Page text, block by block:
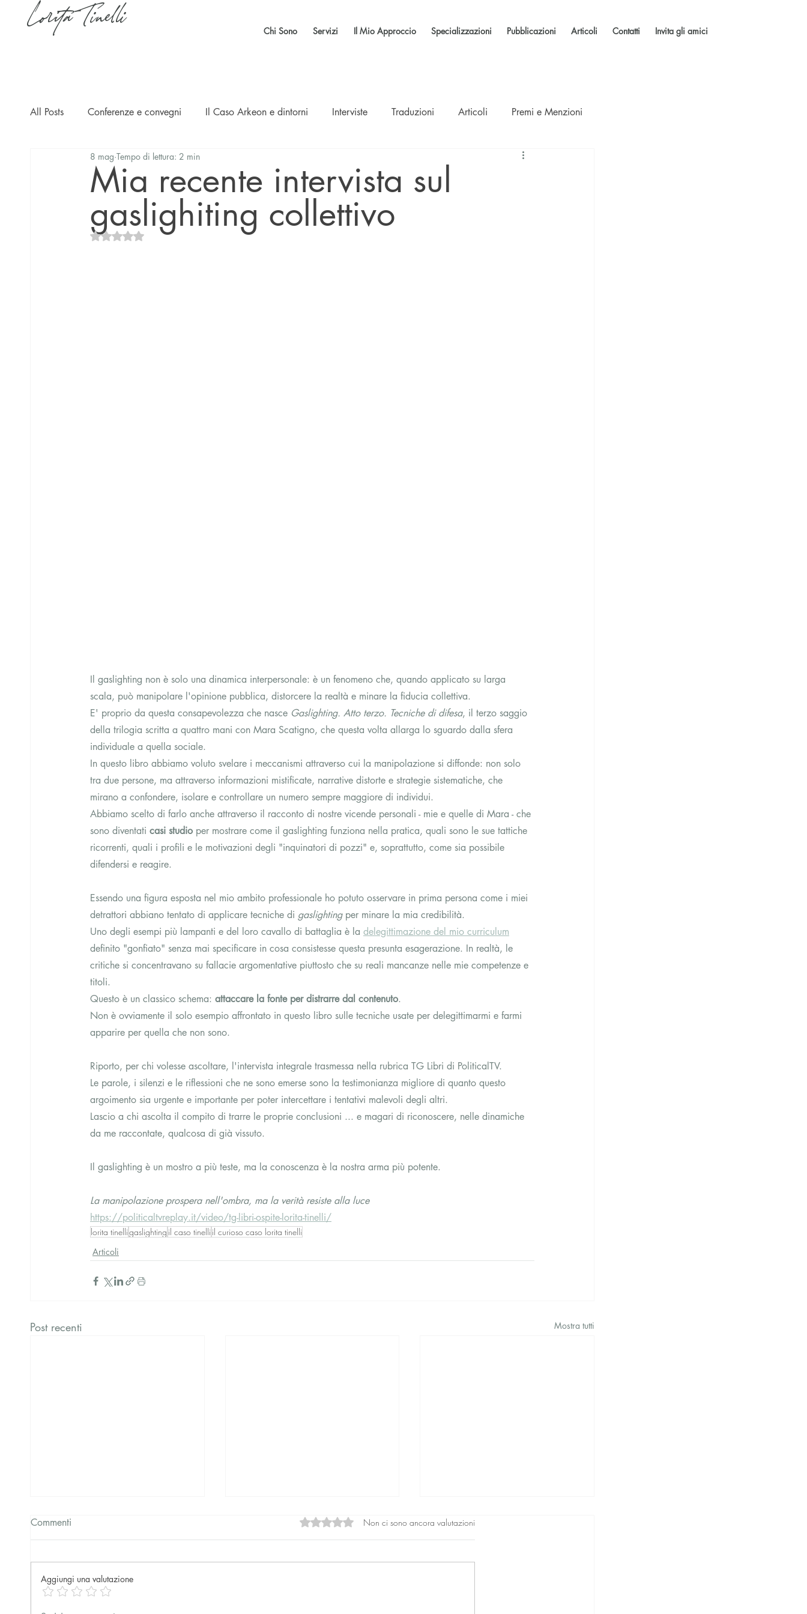
Lorita Tinelli Chi Sono Servizi Il Mio Approccio Specializzazioni Pubblicazioni Articoli Contatti Invita gli amici
All Posts Conferenze e convegni Il Caso Arkeon e dintorni Interviste Traduzioni Articoli Premi e Menzioni
Ripercussioni Articoli in inglese
Mia recente intervista sul
gaslighiting collettivo
8 mag Tempo di lettura: 2 min
Valutazione NaN stelle su 5.
Il gaslighting non è solo una dinamica interpersonale: è un fenomeno che, quando applicato su larga
scala, può manipolare l'opinione pubblica, distorcere la realtà e minare la fiducia collettiva.
E' proprio da questa consapevolezza che nasce Gaslighting. Atto terzo. Tecniche di difesa, il terzo saggio
della trilogia scritta a quattro mani con Mara Scatigno, che questa volta allarga lo sguardo dalla sfera
individuale a quella sociale.
In questo libro abbiamo voluto svelare i meccanismi attraverso cui la manipolazione si diffonde: non solo
tra due persone, ma attraverso informazioni mistificate, narrative distorte e strategie sistematiche, che
mirano a confondere, isolare e controllare un numero sempre maggiore di individui.
Abbiamo scelto di farlo anche attraverso il racconto di nostre vicende personali - mie e quelle di Mara - che
sono diventati casi studio per mostrare come il gaslighting funziona nella pratica, quali sono le sue tattiche
ricorrenti, quali i profili e le motivazioni degli "inquinatori di pozzi" e, soprattutto, come sia possibile
difendersi e reagire.
Essendo una figura esposta nel mio ambito professionale ho potuto osservare in prima persona come i miei
detrattori abbiano tentato di applicare tecniche di gaslighting per minare la mia credibilità.
Uno degli esempi più lampanti e del loro cavallo di battaglia è la delegittimazione del mio curriculum
definito "gonfiato" senza mai specificare in cosa consistesse questa presunta esagerazione. In realtà, le
critiche si concentravano su fallacie argomentative piuttosto che su reali mancanze nelle mie competenze e
titoli.
Questo è un classico schema: attaccare la fonte per distrarre dal contenuto.
Non è ovviamente il solo esempio affrontato in questo libro sulle tecniche usate per delegittimarmi e farmi
apparire per quella che non sono.
Riporto, per chi volesse ascoltare, l'intervista integrale trasmessa nella rubrica TG Libri di PoliticalTV.
Le parole, i silenzi e le riflessioni che ne sono emerse sono la testimonianza migliore di quanto questo
argoimento sia urgente e importante per poter intercettare i tentativi malevoli degli altri.
Lascio a chi ascolta il compito di trarre le proprie conclusioni ... e magari di riconoscere, nelle dinamiche
da me raccontate, qualcosa di già vissuto.
Il gaslighting è un mostro a più teste, ma la conoscenza è la nostra arma più potente.
La manipolazione prospera nell'ombra, ma la verità resiste alla luce
https://politicaltvreplay.it/video/tg-libri-ospite-lorita-tinelli/
lorita tinelligaslighting il caso tinelli il curioso caso lorita tinelli
Articoli
Post recenti Mostra tutti
Commenti Valutazione 0 stelle su 5.Non ci sono ancora valutazioni
Aggiungi una valutazione